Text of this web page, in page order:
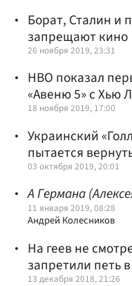
Борат, Сталин и
запрещают кино
26 ноября 2019, 23:31
HBO показал
«Авеню 5» с Хью
18 ноября 2019, 17:00
Украинский
пытается
03 октября 2019, 20:01
А Германа
11 января 2019, 08:28
Андрей Колесников
На геев не
запретили петь
13 декабря 2018, 21:26